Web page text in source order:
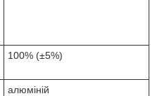
100% (±5%)
алюміній